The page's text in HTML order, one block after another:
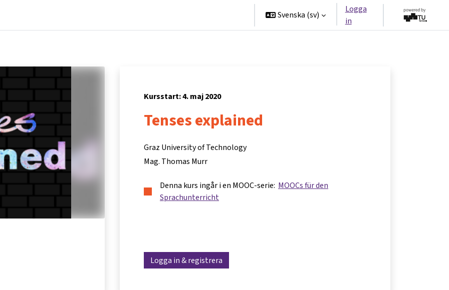
Svenska ‎(sv)‎
Logga
in
Kursstart: 4. maj 2020
Tenses explained
Graz University of Technology
Mag. Thomas Murr
Denna kurs ingår i en MOOC-serie: MOOCs für den
Sprachunterricht
Logga in & registrera